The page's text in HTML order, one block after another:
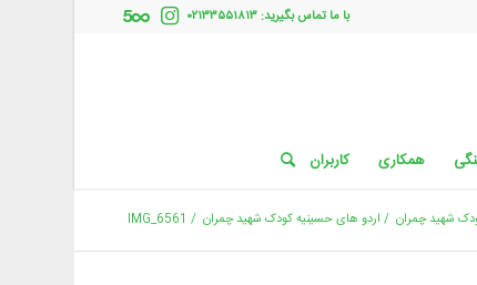
با ما تماس بگیرید: ۰۲۱۳۳۵۵۱۸۱۳
همکاری کاربران
/ اردو های حسینیه کودک شهید چمران /
IMG_6561